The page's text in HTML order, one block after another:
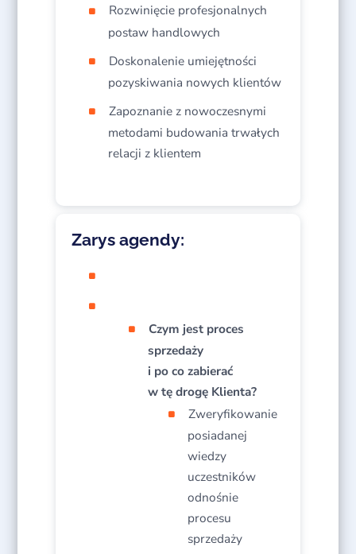
Rozwinięcie profesjonalnych
postaw handlowych​
Doskonalenie umiejętności
pozyskiwania nowych klientów​
Zapoznanie z nowoczesnymi
metodami budowania trwałych
relacji z klientem​
Zarys agendy:
Czym jest proces
sprzedaży
i po co zabierać
w tę drogę Klienta?
Zweryfikowanie
posiadanej
wiedzy
uczestników
odnośnie
procesu
sprzedaży​